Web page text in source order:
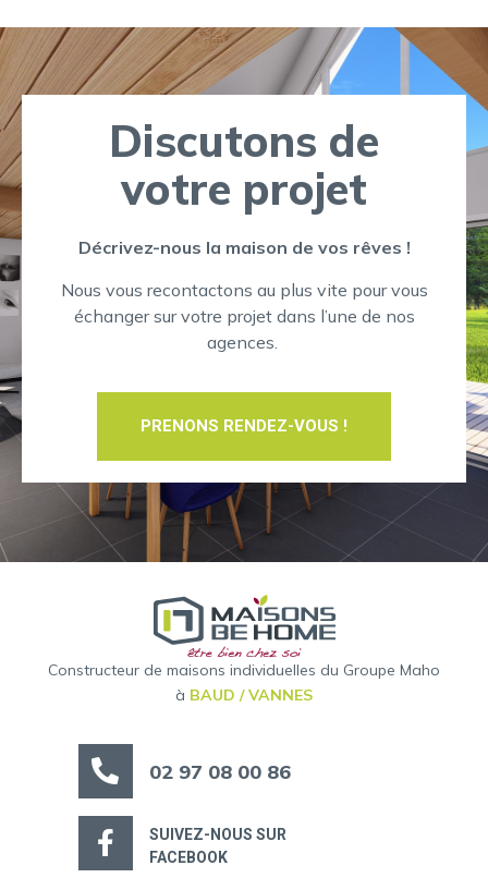
Discutons de
votre projet
Décrivez-nous la maison de vos rêves !
Nous vous recontactons au plus vite pour vous
échanger sur votre projet dans l’une de nos
agences.
PRENONS RENDEZ-VOUS !
Constructeur de maisons individuelles du Groupe Maho
à BAUD / VANNES
02 97 08 00 86
SUIVEZ-NOUS SUR
FACEBOOK